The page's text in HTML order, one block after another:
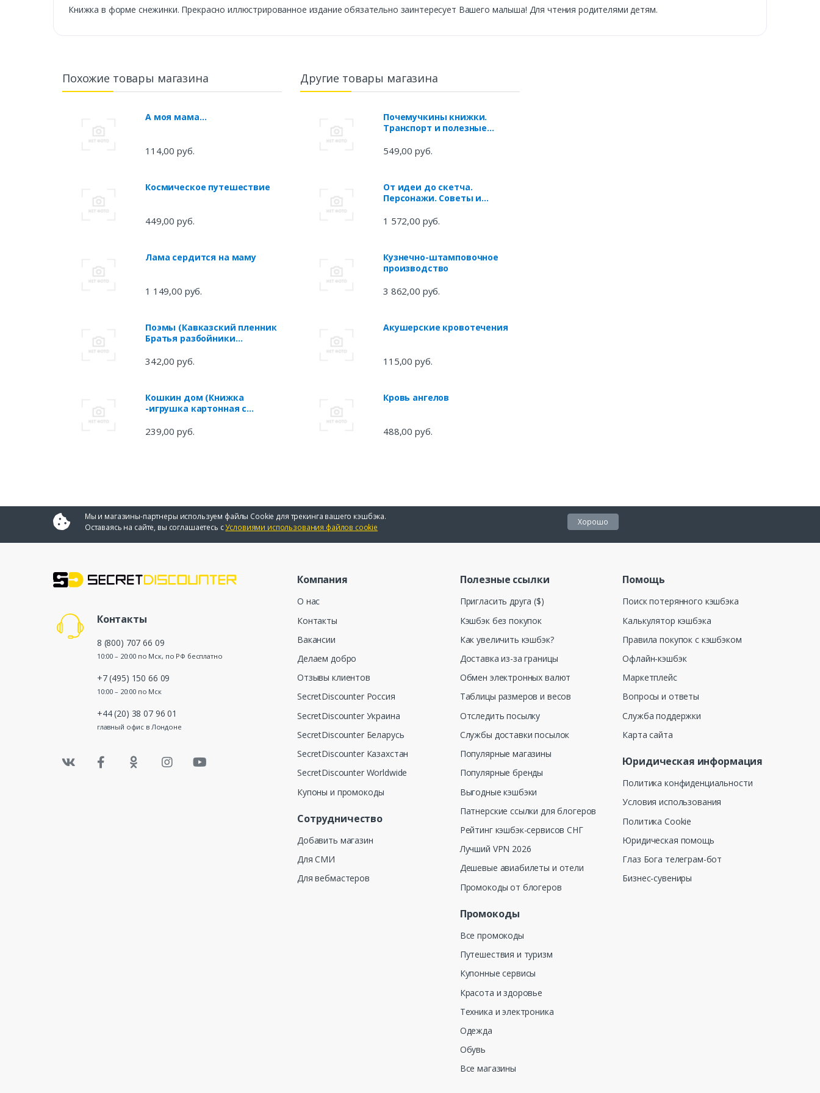
Книжка в форме снежинки. Прекрасно иллюстрированное издание обязательно заинтересует Вашего малыша! Для чтения родителями детям.
Похожие товары магазина
А моя мама…
114,00 руб.
Космическое путешествие
449,00 руб.
Лама сердится на маму
1 149,00 руб.
Поэмы (Кавказский пленник
Братья разбойники
Цыганы Граф Нулин Полтава
342,00 руб.
Кошкин дом (Книжка
-игрушка картонная с
обложке)
239,00 руб.
Другие товары магазина
Почемучкины книжки.
Транспорт и полезные
549,00 руб.
От идеи до скетча.
Персонажи. Советы и
профессиональных
1 572,00 руб.
Кузнечно-штамповочное
производство
3 862,00 руб.
Акушерские кровотечения
115,00 руб.
Кровь ангелов
488,00 руб.
Мы и магазины-партнеры используем файлы Cookie для трекинга вашего кэшбэка.
Оставаясь на сайте, вы соглашаетесь сУсловиями использования файлов cookie
Хорошо
Контакты
8 (800) 707 66 09
10:00 – 20:00 по Мск, по РФ бесплатно
+7 (495) 150 66 09
10:00 – 20:00 по Мск
+44 (20) 38 07 96 01
главный офис в Лондоне
Компания
О нас
Контакты
Вакансии
Делаем добро
Отзывы клиентов
SecretDiscounter Россия
SecretDiscounter Украина
SecretDiscounter Беларусь
SecretDiscounter Казахстан
SecretDiscounter Worldwide
Купоны и промокоды
Сотрудничество
Добавить магазин
Для СМИ
Для вебмастеров
Полезные ссылки
Пригласить друга ($)
Кэшбэк без покупок
Как увеличить кэшбэк?
Доставка из-за границы
Обмен электронных валют
Таблицы размеров и весов
Отследить посылку
Службы доставки посылок
Популярные магазины
Популярные бренды
Выгодные кэшбэки
Патнерские ссылки для блогеров
Рейтинг кэшбэк-сервисов СНГ
Лучший VPN 2026
Дешевые авиабилеты и отели
Промокоды от блогеров
Промокоды
Все промокоды
Путешествия и туризм
Купонные сервисы
Красота и здоровье
Техника и электроника
Одежда
Обувь
Все магазины
Помощь
Поиск потерянного кэшбэка
Калькулятор кэшбэка
Правила покупок с кэшбэком
Офлайн-кэшбэк
Маркетплейс
Вопросы и ответы
Служба поддержки
Карта сайта
Юридическая информация
Политика конфиденциальности
Условия использования
Политика Cookie
Юридическая помощь
Глаз Бога телеграм-бот
Бизнес-сувениры